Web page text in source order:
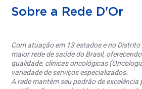
Sobre a Rede D'Or
Com atuação em 13 estados e no Distrito
maior rede de saúde do Brasil,
qualidade, clínicas oncológicas
variedade de serviços especializados.
A rede mantém seu padrão de excelência